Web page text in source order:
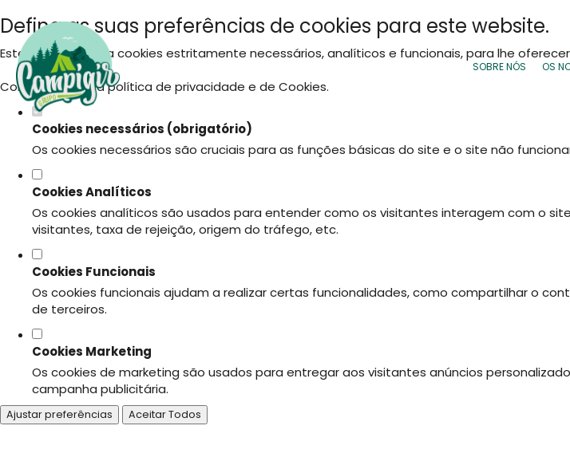
Defina as suas preferências de cookies para este website.
Este website utiliza cookies estritamente necessários, analíticos e funcionais, para lhe
Consulte a nossapolítica de privacidade e de Cookies.
Cookies necessários (obrigatório)
Os cookies necessários são cruciais para as funções básicas do site e o site não
Cookies Analíticos
Os cookies analíticos são usados para entender como os visitantes interagem com o
visitantes, taxa de rejeição, origem do tráfego, etc.
Cookies Funcionais
Os cookies funcionais ajudam a realizar certas funcionalidades, como compartilhar o
de terceiros.
Cookies Marketing
Os cookies de marketing são usados para entregar aos visitantes anúncios
campanha publicitária.
Ajustar preferências Aceitar Todos
SOBRE NÓS OS